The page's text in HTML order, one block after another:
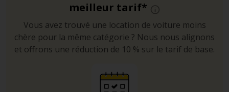
meilleur tarif*
Vous avez trouvé une location de voiture moins
chère pour la même catégorie ? Nous nous alignons
et offrons une réduction de 10 % sur le tarif de base.